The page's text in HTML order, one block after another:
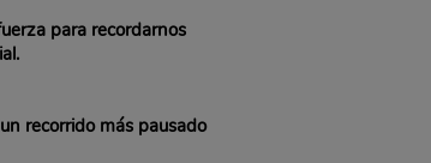
para recordarnos
recorrido más pausado